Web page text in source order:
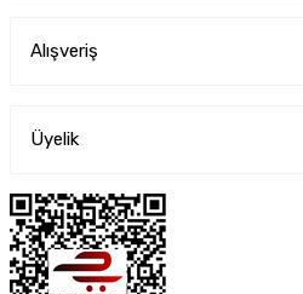
Alışveriş
Üyelik